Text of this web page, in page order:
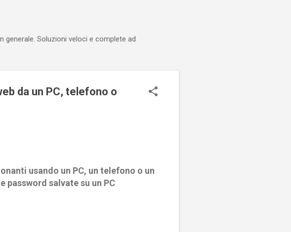
generale. Soluzioni veloci e complete ad
da un PC, telefono o
usando un PC, un telefono o un
password salvate su un PC